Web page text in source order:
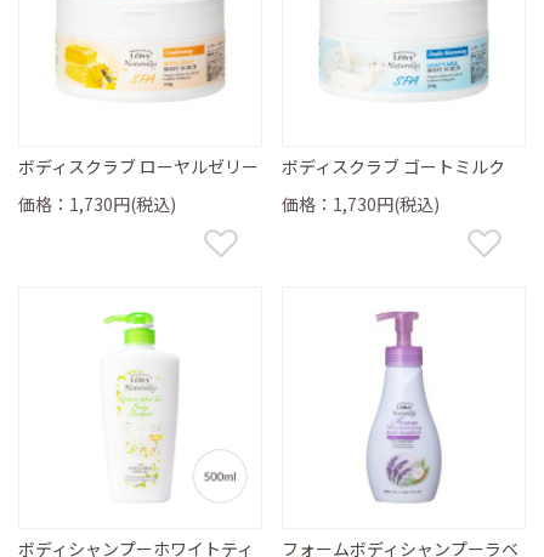
ボディスクラブ ローヤルゼリー
価格：1,730円(税込)
ボディスクラブ ゴートミルク
価格：1,730円(税込)
ボディシャンプーホワイトティ フォームボディシャンプーラベ